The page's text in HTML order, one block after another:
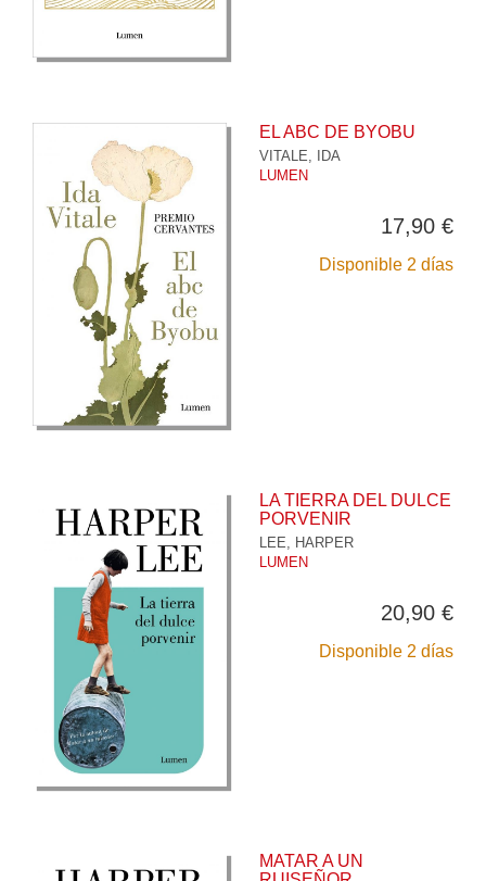
EL ABC DE BYOBU
VITALE, IDA
LUMEN
17,90 €
Disponible 2 días
LA TIERRA DEL DULCE
PORVENIR
LEE, HARPER
LUMEN
20,90 €
Disponible 2 días
MATAR A UN